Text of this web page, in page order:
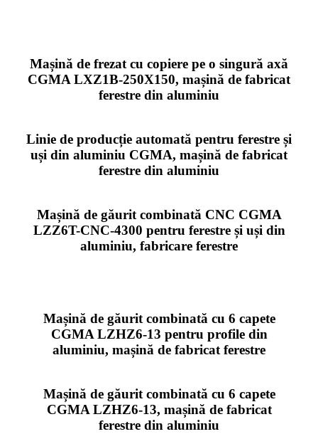
Mașină de frezat cu copiere pe o singură axă
CGMA LXZ1B-250X150, mașină de fabricat
ferestre din aluminiu
Linie de producție automată pentru ferestre și
uși din aluminiu CGMA, mașină de fabricat
ferestre din aluminiu
Mașină de găurit combinată CNC CGMA
LZZ6T-CNC-4300 pentru ferestre și uși din
aluminiu, fabricare ferestre
Mașină de găurit combinată cu 6 capete
CGMA LZHZ6-13 pentru profile din
aluminiu, mașină de fabricat ferestre
Mașină de găurit combinată cu 6 capete
CGMA LZHZ6-13, mașină de fabricat
ferestre din aluminiu